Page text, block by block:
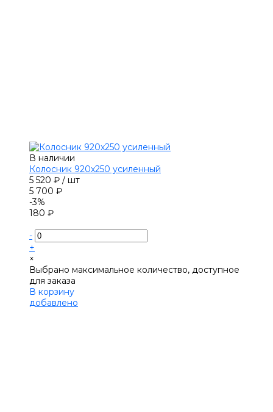
В наличии
Колосник 920х250 усиленный
5 520 ₽ / шт
5 700 ₽
-3%
180 ₽
-
+
×
Выбрано максимальное количество, доступное
для заказа
В корзину
добавлено